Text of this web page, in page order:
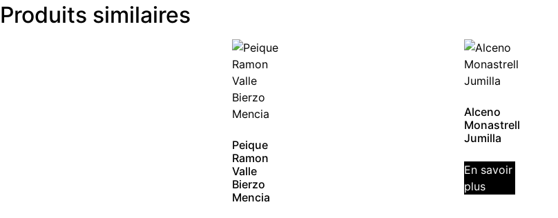
Produits similaires
Peique
Ramon
Valle
Bierzo
Mencia
Alceno
Monastrell
Jumilla
En savoir
plus